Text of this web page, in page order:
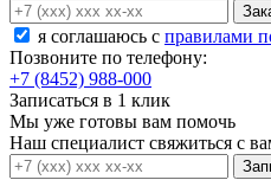
я соглашаюсь c правилами
Позвоните по телефону:
+7 (8452) 988-000
Записаться в 1 клик
Мы уже готовы вам помочь
Наш специалист свяжиться с